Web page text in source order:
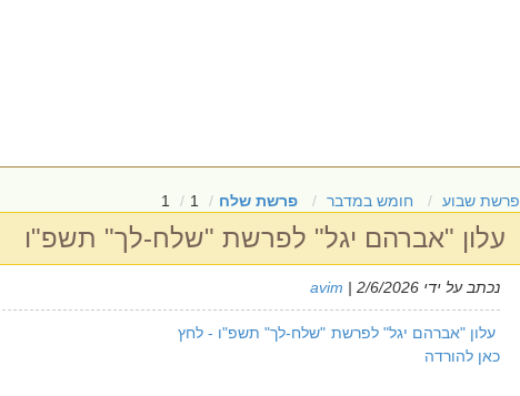
פרשת שבוע חומש במדבר פרשת שלח 1
1
עלון "אברהם יגל" לפרשת "שלח-לך" תשפ"ו
נכתב על ידי avim | 2/6/2026
עלון "אברהם יגל" לפרשת "שלח-לך" תשפ"ו - לחץ
כאן להורדה